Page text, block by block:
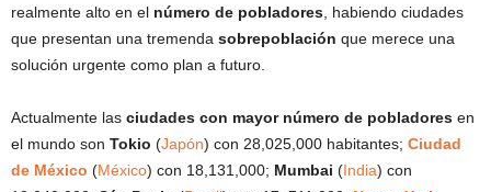
realmente alto en el número de pobladores , habiendo ciudades
que presentan una tremenda sobrepoblación que merece una
solución urgente como plan a futuro.
Actualmente las ciudades con mayor número de pobladores en
el mundo son Tokio (Japón) con 28,025,000 habitantes; Ciudad
de México (México) con 18,131,000; Mumbai (India) con